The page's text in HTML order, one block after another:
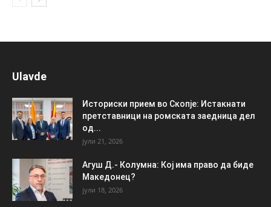
Ulavde
Историски прием во Скопје: Истакнати
претставници на ромската заедница дел
од...
јули 21, 2026
Агуш Д.- Колумна: Кој има право да биде
Македонец?
јули 18, 2026